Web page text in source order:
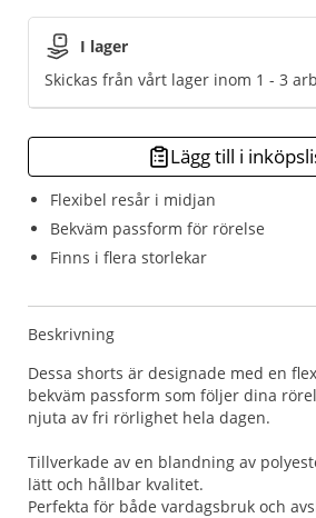
Flexibel resår i midjan
Bekväm passform för rörelse
Finns i flera storlekar
I lager
Skickas från vårt lager inom 1 - 3
Lägg till i
Beskrivning
Dessa shorts är designade med en
bekväm passform som följer dina
njuta av fri rörlighet hela dagen.
Tillverkade av en blandning av
lätt och hållbar kvalitet.
Perfekta för både vardagsbruk och